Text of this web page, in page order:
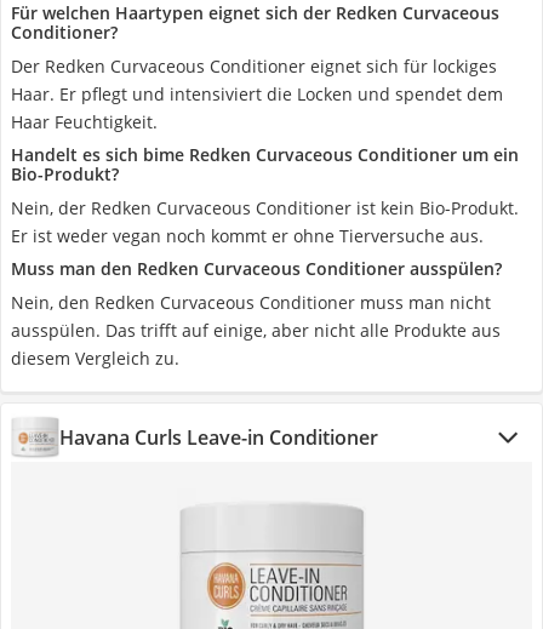
Für welchen Haartypen eignet sich der Redken Curvaceous
Conditioner?
Der Redken Curvaceous Conditioner eignet sich für lockiges
Haar. Er pflegt und intensiviert die Locken und spendet dem
Haar Feuchtigkeit.
Handelt es sich bime Redken Curvaceous Conditioner um ein
Bio-Produkt?
Nein, der Redken Curvaceous Conditioner ist kein Bio-Produkt.
Er ist weder vegan noch kommt er ohne Tierversuche aus.
Muss man den Redken Curvaceous Conditioner ausspülen?
Nein, den Redken Curvaceous Conditioner muss man nicht
ausspülen. Das trifft auf einige, aber nicht alle Produkte aus
diesem Vergleich zu.
Havana Curls Leave-in Conditioner